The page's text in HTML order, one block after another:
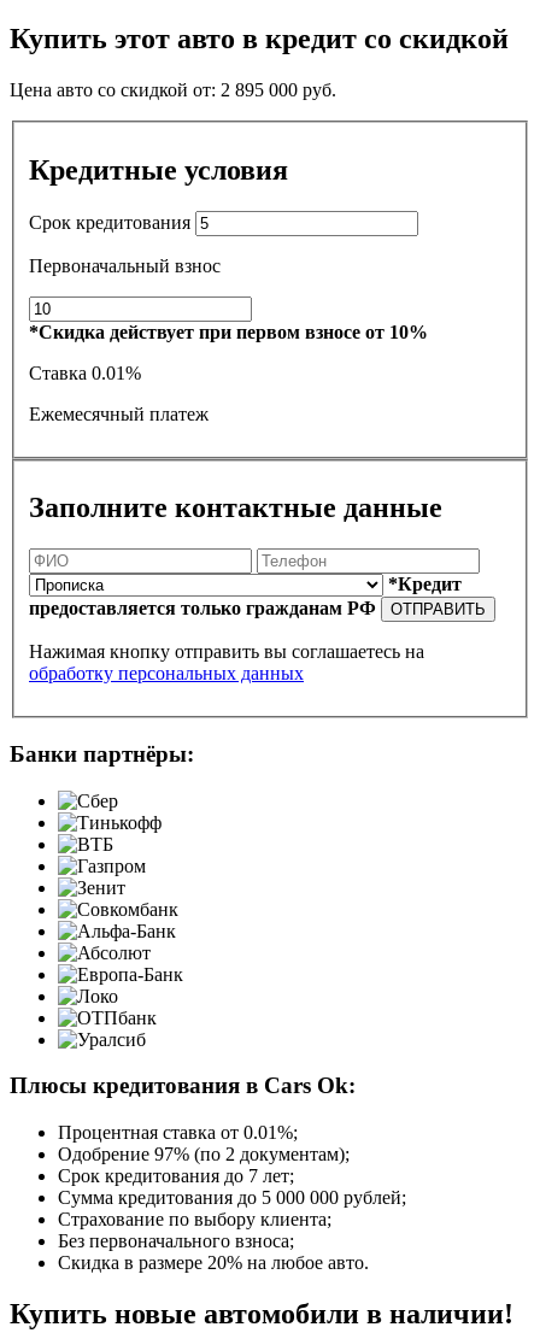
Купить этот авто в кредит со скидкой
Цена авто со скидкой от: 2 895 000 руб.
Кредитные условия
Срок кредитования
Первоначальный взнос
*Скидка действует при первом взносе от 10%
Ставка 0.01%
Ежемесячный платеж
Заполните контактные данные
*Кредит
предоставляется только гражданам РФ
ОТПРАВИТЬ
Нажимая кнопку отправить вы соглашаетесь на
обработку персональных данных
Банки партнёры:
Плюсы кредитования в Cars Ok:
Процентная ставка от 0.01%;
Одобрение 97% (по 2 документам);
Срок кредитования до 7 лет;
Сумма кредитования до 5 000 000 рублей;
Страхование по выбору клиента;
Без первоначального взноса;
Скидка в размере 20% на любое авто.
Купить новые автомобили в наличии!